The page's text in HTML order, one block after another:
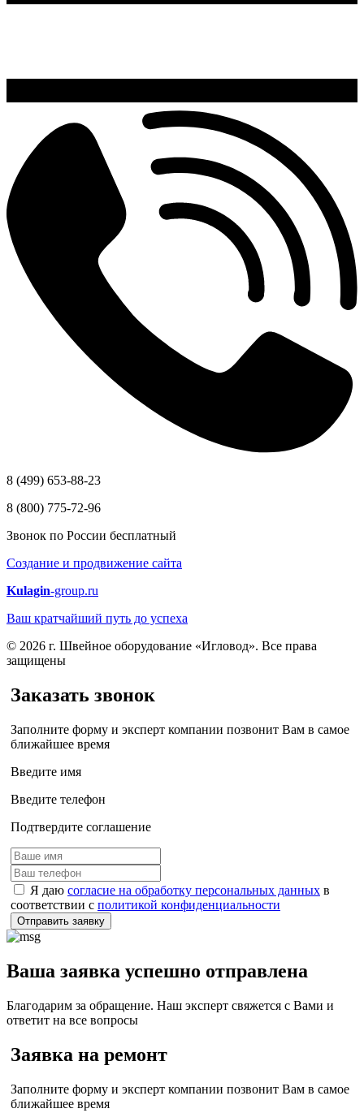
8 (499) 653-88-23
8 (800) 775-72-96
Звонок по России бесплатный
Создание и продвижение сайта
Kulagin-group.ru
Ваш кратчайший путь до успеха
© 2026 г. Швейное оборудование «Игловод». Все права
защищены
Заказать звонок
Заполните форму и эксперт компании позвонит Вам в самое
ближайшее время
Введите имя
Введите телефон
Подтвердите соглашение
Я даю согласие на обработку персональных данных в
соответствии с политикой конфиденциальности
Отправить заявку
Ваша заявка успешно отправлена
Благодарим за обращение. Наш эксперт свяжется с Вами и
ответит на все вопросы
Заявка на ремонт
Заполните форму и эксперт компании позвонит Вам в самое
ближайшее время